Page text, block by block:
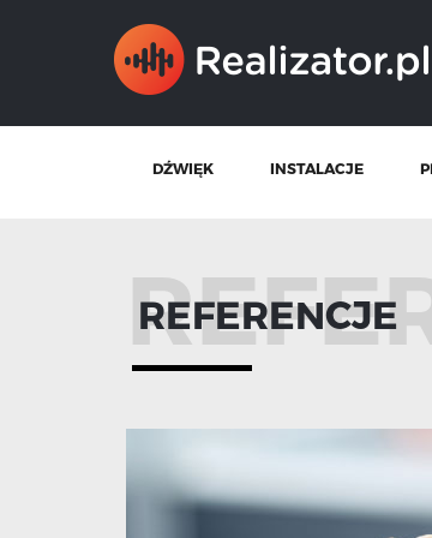
DŹWIĘK INSTALACJE
REFERENCJE